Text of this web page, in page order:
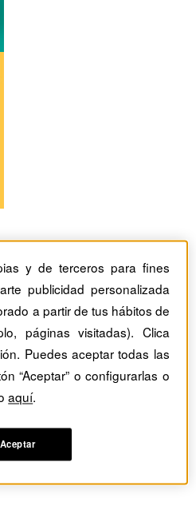
Javier Busquets
del
in Digital
Business
y de terceros para fines
publicidad personalizada
a partir de tus hábitos de
páginas visitadas). Clica
Puedes aceptar todas las
“Aceptar” o configurarlas o
aquí.
Aceptar